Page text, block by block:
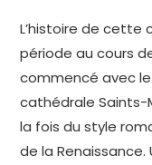
L’histoire de cette
période au cours
commencé avec le
cathédrale
la fois du style
de la